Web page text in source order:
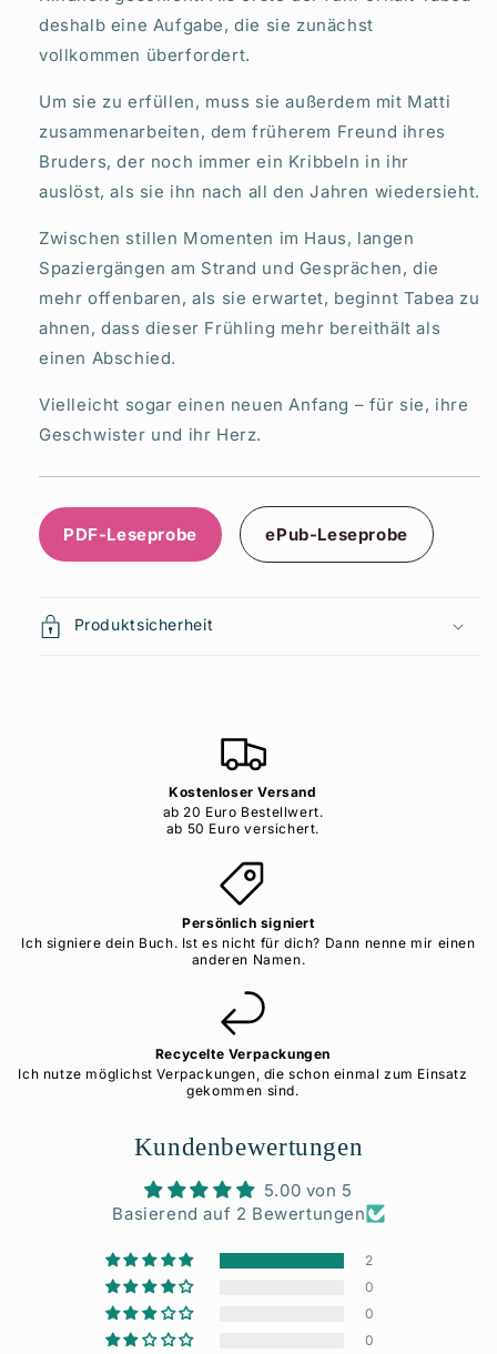
deshalb eine Aufgabe, die sie zunächst
vollkommen überfordert.
Um sie zu erfüllen, muss sie außerdem mit Matti
zusammenarbeiten, dem früherem Freund ihres
Bruders, der noch immer ein Kribbeln in ihr
auslöst, als sie ihn nach all den Jahren wiedersieht.
Zwischen stillen Momenten im Haus, langen
Spaziergängen am Strand und Gesprächen, die
mehr offenbaren, als sie erwartet, beginnt Tabea zu
ahnen, dass dieser Frühling mehr bereithält als
einen Abschied.
Vielleicht sogar einen neuen Anfang – für sie, ihre
Geschwister und ihr Herz.
PDF-Leseprobe ePub-Leseprobe
Produktsicherheit
Kostenloser Versand
ab 20 Euro Bestellwert.
ab 50 Euro versichert.
Persönlich signiert
Ich signiere dein Buch. Ist es nicht für dich? Dann nenne mir einen
anderen Namen.
Recycelte Verpackungen
Ich nutze möglichst Verpackungen, die schon einmal zum Einsatz
gekommen sind.
Kundenbewertungen
5.00 von 5
Basierend auf 2 Bewertungen
2
0
0
0